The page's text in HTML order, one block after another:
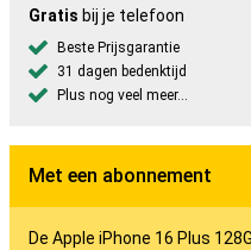
Gratis bij je telefoon
Beste Prijsgarantie
31 dagen bedenktijd
Plus nog veel meer...
Met een abonnement
De Apple iPhone 16 Plus